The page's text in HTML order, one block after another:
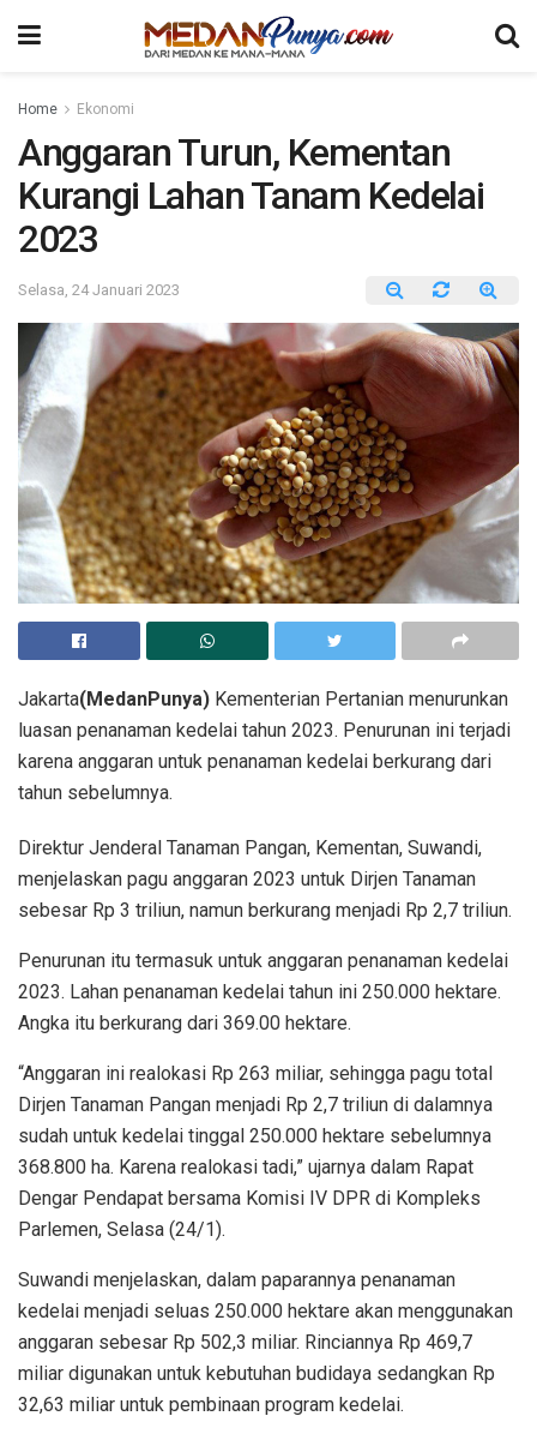
Home Ekonomi
Anggaran Turun, Kementan
Kurangi Lahan Tanam Kedelai
2023
Selasa, 24 Januari 2023
Jakarta(MedanPunya) Kementerian Pertanian menurunkan
luasan penanaman kedelai tahun 2023. Penurunan ini terjadi
karena anggaran untuk penanaman kedelai berkurang dari
tahun sebelumnya.
Direktur Jenderal Tanaman Pangan, Kementan, Suwandi,
menjelaskan pagu anggaran 2023 untuk Dirjen Tanaman
sebesar Rp 3 triliun, namun berkurang menjadi Rp 2,7 triliun.
Penurunan itu termasuk untuk anggaran penanaman kedelai
2023. Lahan penanaman kedelai tahun ini 250.000 hektare.
Angka itu berkurang dari 369.00 hektare.
“Anggaran ini realokasi Rp 263 miliar, sehingga pagu total
Dirjen Tanaman Pangan menjadi Rp 2,7 triliun di dalamnya
sudah untuk kedelai tinggal 250.000 hektare sebelumnya
368.800 ha. Karena realokasi tadi,” ujarnya dalam Rapat
Dengar Pendapat bersama Komisi IV DPR di Kompleks
Parlemen, Selasa (24/1).
Suwandi menjelaskan, dalam paparannya penanaman
kedelai menjadi seluas 250.000 hektare akan menggunakan
anggaran sebesar Rp 502,3 miliar. Rinciannya Rp 469,7
miliar digunakan untuk kebutuhan budidaya sedangkan Rp
32,63 miliar untuk pembinaan program kedelai.